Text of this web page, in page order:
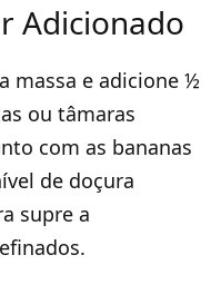
Adicionado
massa e adicione ½
ou tâmaras
com as bananas
de doçura
supre a